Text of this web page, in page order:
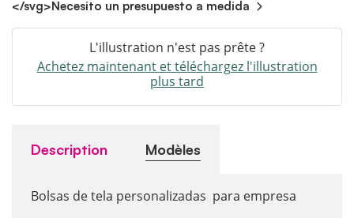
</svg>Necesito un presupuesto a medida
L'illustration n'est pas prête ?
Achetez maintenant et téléchargez l'illustration
plus tard
Description Modèles
Bolsas de tela personalizadas para empresa